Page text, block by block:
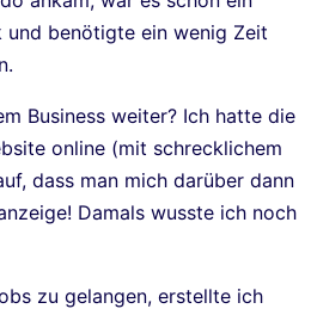
und benötigte ein wenig Zeit
Business weiter? Ich hatte die
online (mit schrecklichem
dass man mich darüber dann
Damals wusste ich noch
zu gelangen, erstellte ich